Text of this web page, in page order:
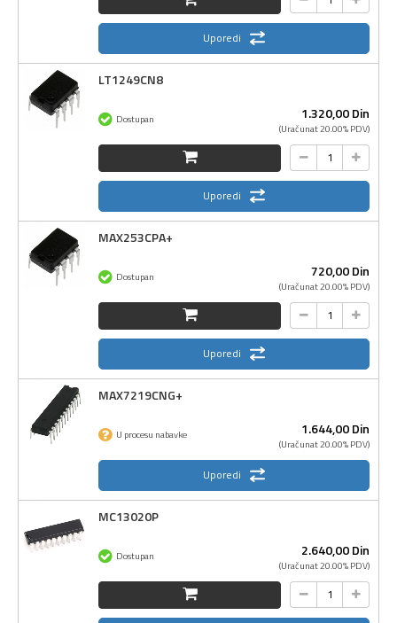
Uporedi
LT1249CN8
1.320,00Din
(Uračunat 20.00% PDV)
Dostupan
Uporedi
MAX253CPA+
720,00Din
(Uračunat 20.00% PDV)
Dostupan
Uporedi
MAX7219CNG+
1.644,00Din
(Uračunat 20.00% PDV)
U procesu nabavke
Uporedi
MC13020P
2.640,00Din
(Uračunat 20.00% PDV)
Dostupan